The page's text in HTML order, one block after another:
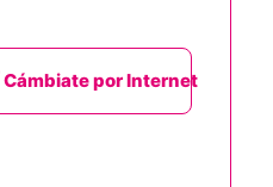
Cámbiate por Internet